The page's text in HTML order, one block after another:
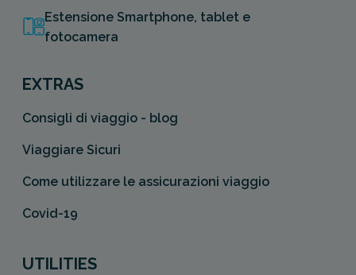
Estensione Smartphone, tablet e
fotocamera
EXTRAS
Consigli di viaggio - blog
Viaggiare Sicuri
Come utilizzare le assicurazioni viaggio
Covid-19
UTILITIES